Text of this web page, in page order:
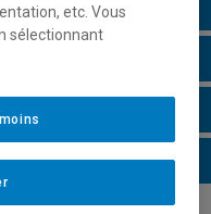
etc. Vous
sélectionnant